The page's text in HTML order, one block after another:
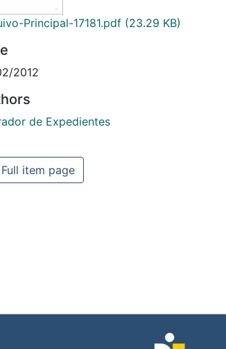
Principal-17181.pdf (23.29 KB)
2012
de Expedientes
Full item page